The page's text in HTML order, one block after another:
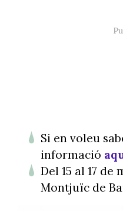
Si en voleu
informació
Del 15 al 17 de
Montjuïc de